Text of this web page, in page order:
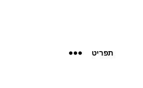
תפריט